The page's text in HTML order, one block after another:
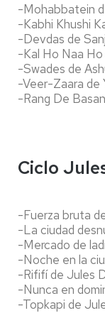
-Mohabbatein
-Kabhi Khushi
-Devdas de
-Kal Ho Naa Ho
-Swades de
-Veer-Zaara de
-Rang De
Ciclo
-Fuerza bruta
-La ciudad
-Mercado de
-Noche en la
-Rififí de Jules
-Nunca en
-Topkapi de